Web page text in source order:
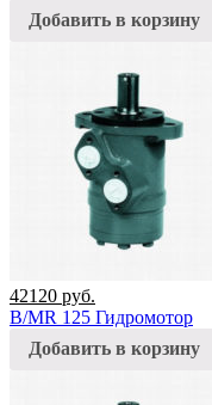
Добавить в корзину
42120 руб.
B/MR 125 Гидромотор
Добавить в корзину